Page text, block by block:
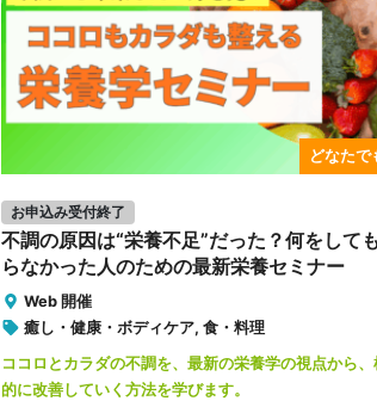
どなたで
お申込み受付終了
不調の原因は“栄養不足”だった？何をして
らなかった人のための最新栄養セミナー
Web 開催
癒し・健康・ボディケア, 食・料理
ココロとカラダの不調を、最新の栄養学の視点から、
的に改善していく方法を学びます。